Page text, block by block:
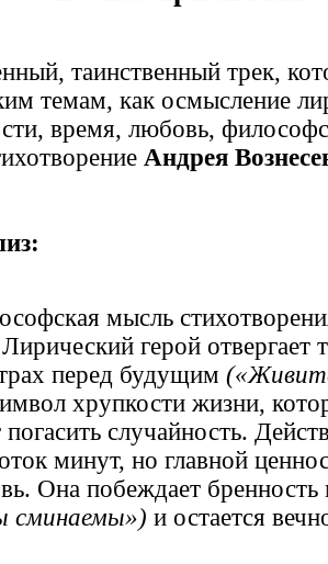
таинственный трек,
темам, как осмысление
время, любовь,
Андрея
мысль
герой отвергает
перед будущим
хрупкости жизни,
случайность.
минут, но главной
Она побеждает бренность
сминаемы») и остается